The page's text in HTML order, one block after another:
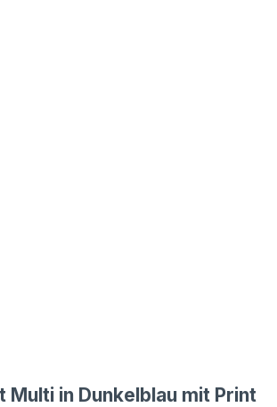
Multi in Dunkelblau mit Print